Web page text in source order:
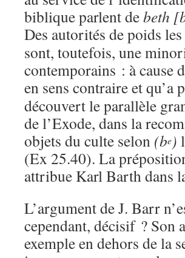
biblique parlent debeth
Des autorités de poids
sont, toutefois, une
contemporains : à cause
en sens contraire et qu’a
découvert le parallèle
de l’Exode, dans la
objets du culte selon (be)
(Ex 25.40). La
attribue Karl Barth dans
L’argument de J. Barr
cependant, décisif ? Son
exemple en dehors de la